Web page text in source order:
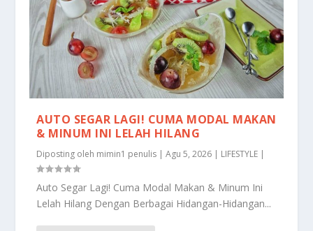
AUTO SEGAR LAGI! CUMA MODAL MAKAN
& MINUM INI LELAH HILANG
Diposting oleh mimin1 penulis |Agu 5, 2026 | LIFESTYLE |
Auto Segar Lagi! Cuma Modal Makan & Minum Ini
Lelah Hilang Dengan Berbagai Hidangan-Hidangan...